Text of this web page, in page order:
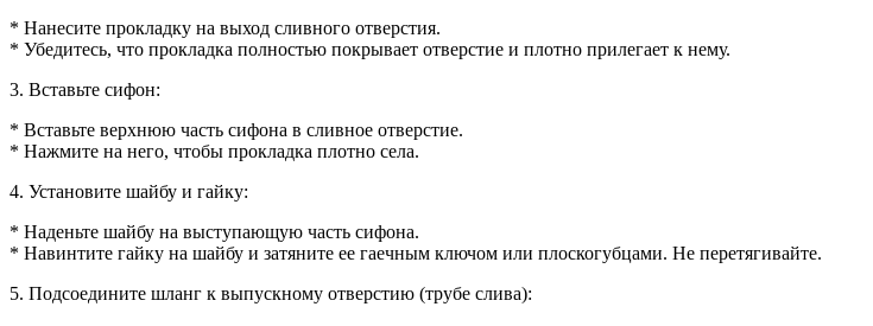
* Нанесите прокладку на выход сливного отверстия.
* Убедитесь, что прокладка полностью покрывает отверстие и плотно прилегает к нему.
3. Вставьте сифон:
* Вставьте верхнюю часть сифона в сливное отверстие.
* Нажмите на него, чтобы прокладка плотно села.
4. Установите шайбу и гайку:
* Наденьте шайбу на выступающую часть сифона.
* Навинтите гайку на шайбу и затяните ее гаечным ключом или плоскогубцами. Не перетягивайте.
5. Подсоедините шланг к выпускному отверстию (трубе слива):